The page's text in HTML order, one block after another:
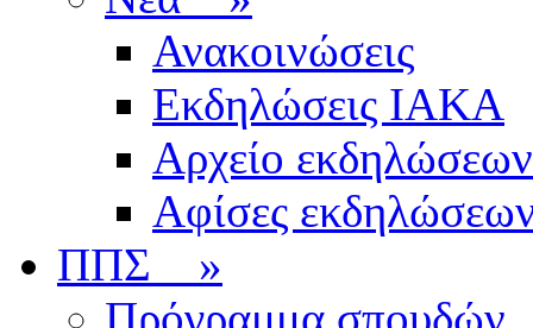
Ανακοινώσεις
Εκδηλώσεις ΙΑΚΑ
Αρχείο εκδηλώσεων
Αφίσες
ΠΠΣ »
Πρόγραμμα σπουδών